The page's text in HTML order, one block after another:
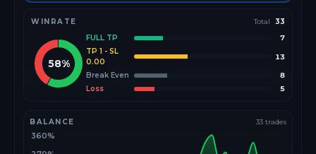
WINRATE Total 33
58%
FULL TP
7
TP 1 - SL
0.00
13
Break Even
8
Loss
5
BALANCE 33 trades
360%